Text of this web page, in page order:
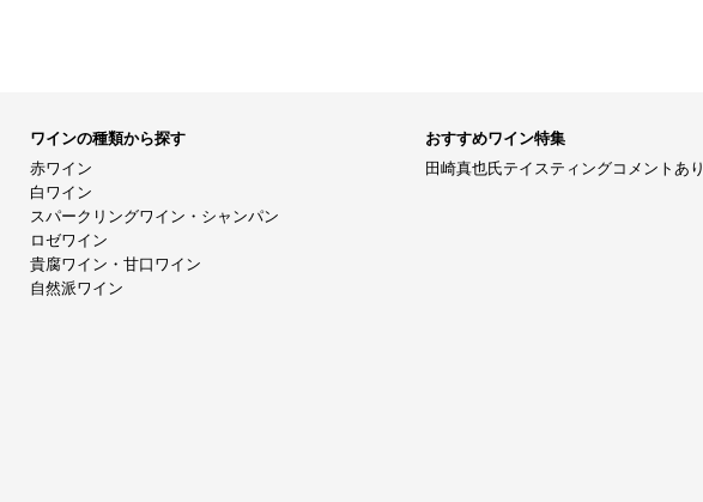
ワインの種類から探す
赤ワイン
白ワイン
スパークリングワイン・シャンパン
ロゼワイン
貴腐ワイン・甘口ワイン
自然派ワイン
おすすめワイン特集
田崎真也氏テイスティングコメントあり